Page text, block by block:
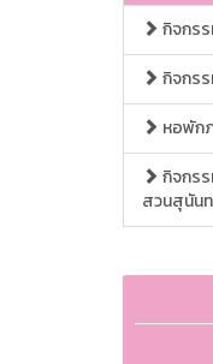
กิจกร
กิจกร
หอพัก
กิจกร
สวนสุนัน